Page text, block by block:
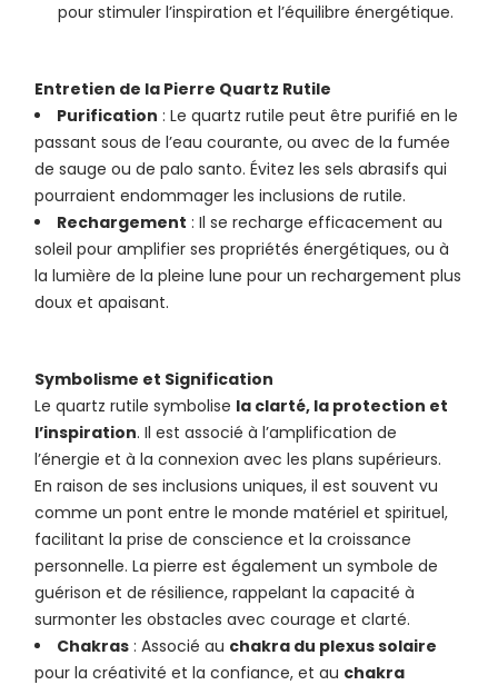
pour stimuler l’inspiration et l’équilibre énergétique.
Entretien de la Pierre Quartz Rutile
Purification : Le quartz rutile peut être purifié en le
passant sous de l’eau courante, ou avec de la fumée
de sauge ou de palo santo. Évitez les sels abrasifs qui
pourraient endommager les inclusions de rutile.
Rechargement : Il se recharge efficacement au
soleil pour amplifier ses propriétés énergétiques, ou à
la lumière de la pleine lune pour un rechargement plus
doux et apaisant.
Symbolisme et Signification
Le quartz rutile symbolise la clarté, la protection et
l’inspiration. Il est associé à l’amplification de
l’énergie et à la connexion avec les plans supérieurs.
En raison de ses inclusions uniques, il est souvent vu
comme un pont entre le monde matériel et spirituel,
facilitant la prise de conscience et la croissance
personnelle. La pierre est également un symbole de
guérison et de résilience, rappelant la capacité à
surmonter les obstacles avec courage et clarté.
Chakras : Associé au chakra du plexus solaire
pour la créativité et la confiance, et au chakra